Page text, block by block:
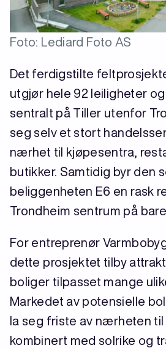
Foto: Lediard Foto AS
Det ferdigstilte
utgjør hele 92 leiligheter
sentralt på Tiller utenfor
seg selv et stort
nærhet til kjøpesentra,
butikker. Samtidig byr den
beliggenheten E6 en rask
Trondheim sentrum på
For entreprenør
dette prosjektet tilby
boliger tilpasset mange
Markedet av potensielle
la seg friste av nærheten til
kombinert med solrike og